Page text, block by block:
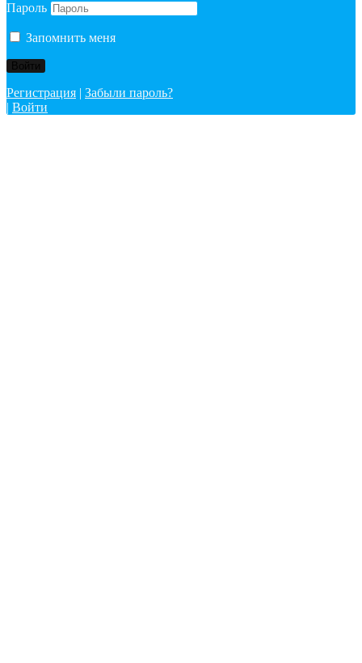
Пароль
Запомнить меня
Регистрация | Забыли пароль?
| Войти